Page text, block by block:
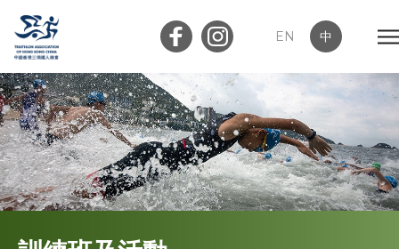
EN 中
會員登入 屬會登入
首頁